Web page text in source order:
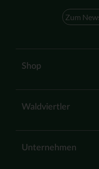
Zum
Shop
Waldviertler
Unternehmen